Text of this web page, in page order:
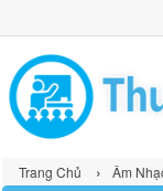
Trang Chủ › Âm